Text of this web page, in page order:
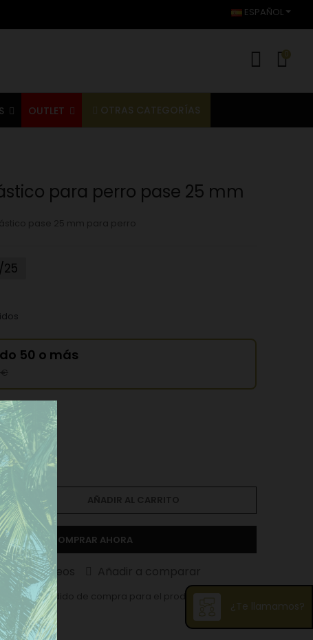
ESPAÑOL
0
OUTLET OTRAS CATEGORÍAS
para perro pase 25 mm
50 o más
COMPRAR AHORA
de deseos
en el pedido de compra para el producto es 10.
¿Te llamamos?